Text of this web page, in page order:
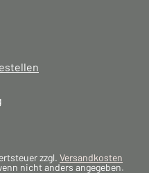
zzgl. Versandkosten
nicht anders angegeben.